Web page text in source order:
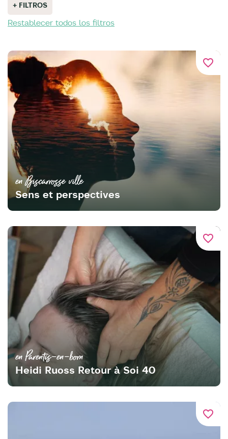
+ FILTROS
Restablecer todos los filtros
favorite_border
en Biscarrosse ville
Sens et perspectives
favorite_border
en Parentis-en-born
Heidi Ruoss Retour à Soi 40
favorite_border